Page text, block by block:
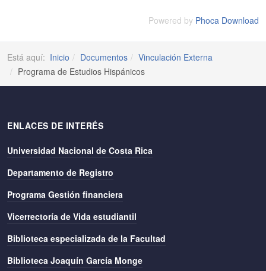
Powered by Phoca Download
Está aquí: Inicio Documentos
Vinculación Externa
Programa de Estudios Hispánicos
ENLACES DE INTERÉS
Universidad Nacional de Costa Rica
Departamento de Registro
Programa Gestión financiera
Vicerrectoría de Vida estudiantil
Biblioteca especializada de la Facultad
Biblioteca Joaquín García Monge